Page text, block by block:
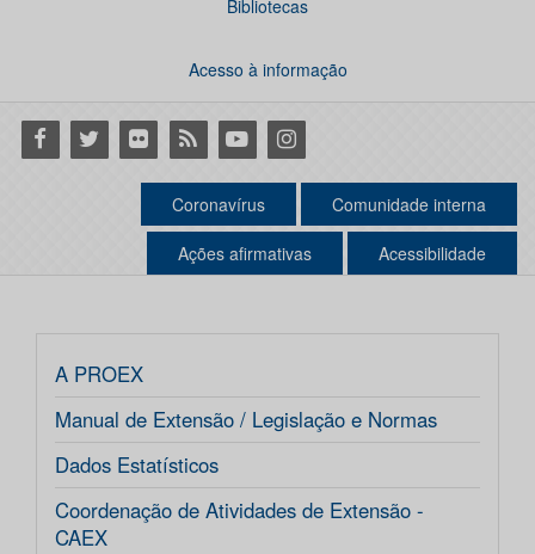
Bibliotecas
Acesso à informação
Facebook
Twitter Flickr RSS YoutubeInstagram
Coronavírus Comunidade interna
Ações afirmativas Acessibilidade
A PROEX
Manual de Extensão / Legislação e Normas
Dados Estatísticos
Coordenação de Atividades de Extensão -
CAEX